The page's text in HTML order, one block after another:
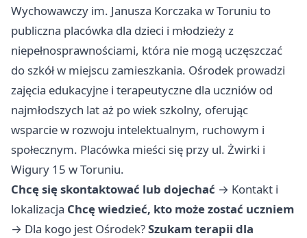
Wychowawczy im. Janusza Korczaka w Toruniu to
publiczna placówka dla dzieci i młodzieży z
niepełnosprawnościami, która nie mogą uczęszczać
do szkół w miejscu zamieszkania. Ośrodek prowadzi
zajęcia edukacyjne i terapeutyczne dla uczniów od
najmłodszych lat aż po wiek szkolny, oferując
wsparcie w rozwoju intelektualnym, ruchowym i
społecznym. Placówka mieści się przy ul. Żwirki i
Wigury 15 w Toruniu.
Chcę się skontaktować lub dojechać → Kontakt i
lokalizacja Chcę wiedzieć, kto może zostać uczniem
→ Dla kogo jest Ośrodek?Szukam terapii dla